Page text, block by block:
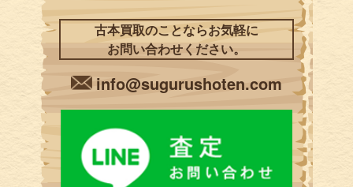
古本買取のことならお気軽に
お問い合わせください。
info@sugurushoten.com